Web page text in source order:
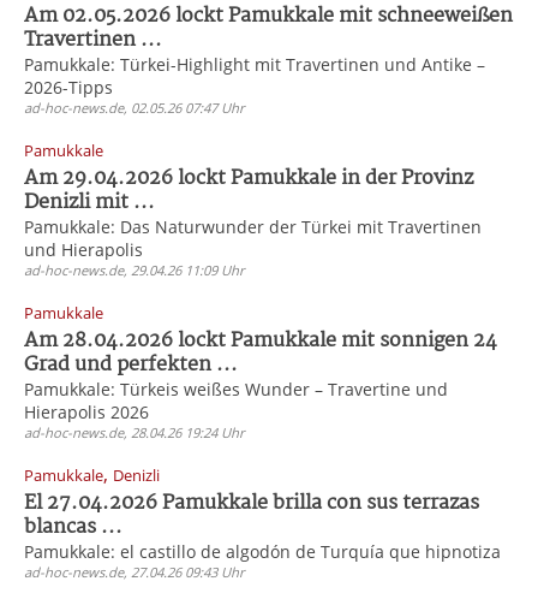
Am 02.05.2026 lockt Pamukkale mit schneeweißen
Travertinen ...
Pamukkale: Türkei-Highlight mit Travertinen und Antike –
2026-Tipps
ad-hoc-news.de, 02.05.26 07:47 Uhr
Pamukkale
Am 29.04.2026 lockt Pamukkale in der Provinz
Denizli mit ...
Pamukkale: Das Naturwunder der Türkei mit Travertinen
und Hierapolis
ad-hoc-news.de, 29.04.26 11:09 Uhr
Pamukkale
Am 28.04.2026 lockt Pamukkale mit sonnigen 24
Grad und perfekten ...
Pamukkale: Türkeis weißes Wunder – Travertine und
Hierapolis 2026
ad-hoc-news.de, 28.04.26 19:24 Uhr
Pamukkale, Denizli
El 27.04.2026 Pamukkale brilla con sus terrazas
blancas ...
Pamukkale: el castillo de algodón de Turquía que hipnotiza
ad-hoc-news.de, 27.04.26 09:43 Uhr